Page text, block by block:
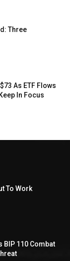
Three
As ETF Flows
In Focus
To Work
BIP 110 Combat